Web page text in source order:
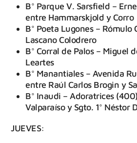
B° Parque V. Sarsfield –
entre Hammarskjold y Corro
B° Poeta Lugones – Rómulo
Lascano Colodrero
B° Corral de Palos – Miguel
Leartes
B° Manantiales – Avenida
entre Raúl Carlos Brogin y
B° Inaudi – Adoratrices
Valparaíso y Sgto. 1° Néstor
JUEVES: